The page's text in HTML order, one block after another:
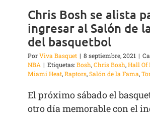
Chris Bosh se alista
ingresar al Salón de
del basquetbol
PorViva Basquet | 8 septiembre, 2021 |
NBA | Etiquetas:Bosh,Chris Bosh,Hall Of
Miami Heat,Raptors,Salón de la Fama,
El próximo sábado el
otro día memorable con el